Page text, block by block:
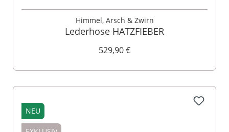
Himmel, Arsch & Zwirn
Lederhose HATZFIEBER
529,90 €
NEU